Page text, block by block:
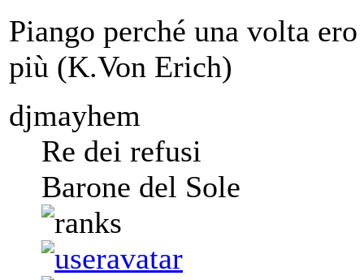
Piango perché una volta
più (K.Von Erich)
djmayhem
Re dei refusi
Barone del Sole